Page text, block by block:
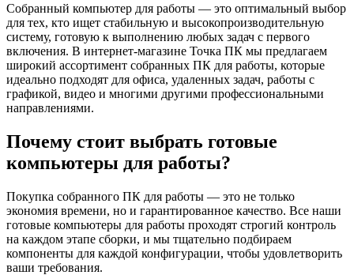
Собранный компьютер для работы — это оптимальный выбор
для тех, кто ищет стабильную и высокопроизводительную
систему, готовую к выполнению любых задач с первого
включения. В интернет-магазине Точка ПК мы предлагаем
широкий ассортимент собранных ПК для работы, которые
идеально подходят для офиса, удаленных задач, работы с
графикой, видео и многими другими профессиональными
направлениями.
Почему стоит выбрать готовые
компьютеры для работы?
Покупка собранного ПК для работы — это не только
экономия времени, но и гарантированное качество. Все наши
готовые компьютеры для работы проходят строгий контроль
на каждом этапе сборки, и мы тщательно подбираем
компоненты для каждой конфигурации, чтобы удовлетворить
ваши требования.